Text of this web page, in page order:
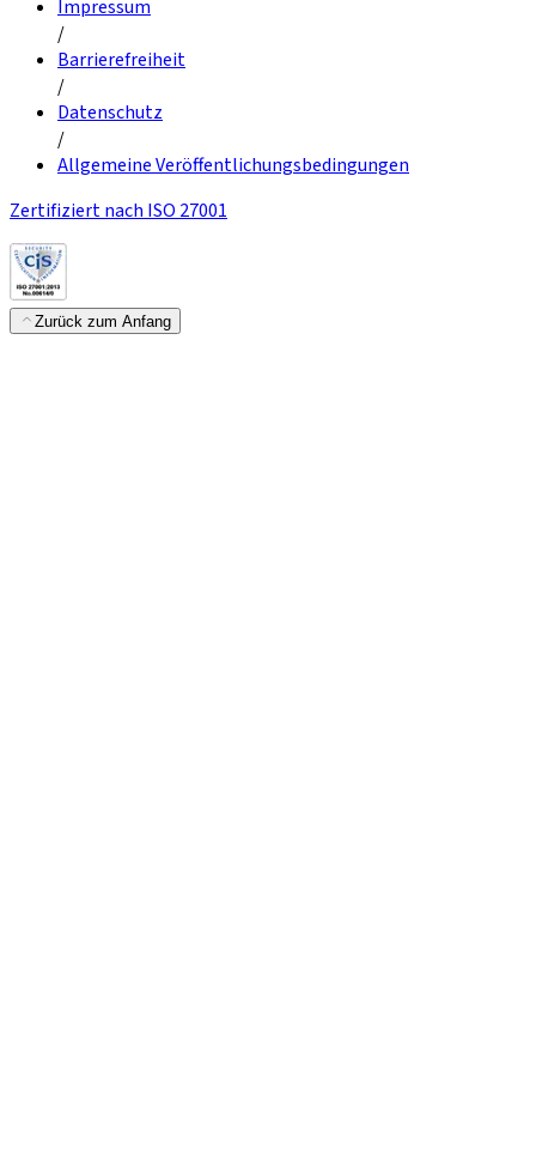
Impressum
/
Barrierefreiheit
/
Datenschutz
/
Allgemeine Veröffentlichungsbedingungen
Zertifiziert nach ISO 27001
Zurück zum Anfang